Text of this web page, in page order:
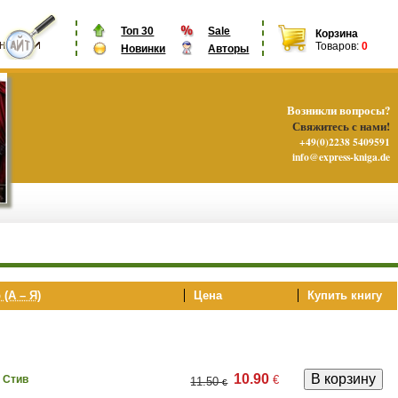
Топ 30
Sale
Новинки
Авторы
Корзина
Товаров: 0
(А – Я) Цена Купить книгу
Стив 11.50€ 10.90 €
Возникли вопросы?
Свяжитесь с нами!
+49(0)2238 5409591
info@express-kniga.de